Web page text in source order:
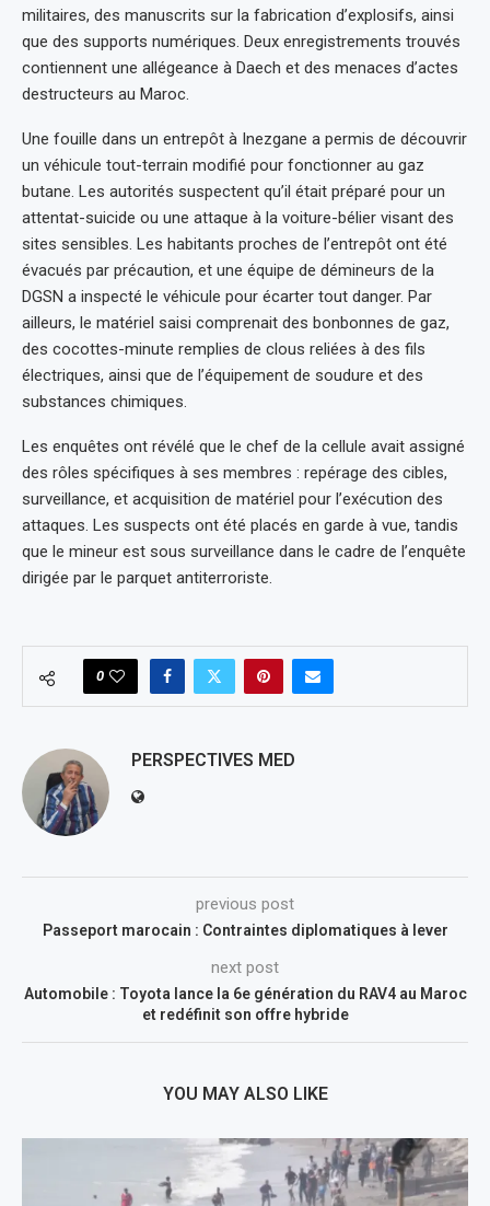
militaires, des manuscrits sur la fabrication d’explosifs, ainsi
que des supports numériques. Deux enregistrements trouvés
contiennent une allégeance à Daech et des menaces d’actes
destructeurs au Maroc.
Une fouille dans un entrepôt à Inezgane a permis de découvrir
un véhicule tout-terrain modifié pour fonctionner au gaz
butane. Les autorités suspectent qu’il était préparé pour un
attentat-suicide ou une attaque à la voiture-bélier visant des
sites sensibles. Les habitants proches de l’entrepôt ont été
évacués par précaution, et une équipe de démineurs de la
DGSN a inspecté le véhicule pour écarter tout danger. Par
ailleurs, le matériel saisi comprenait des bonbonnes de gaz,
des cocottes-minute remplies de clous reliées à des fils
électriques, ainsi que de l’équipement de soudure et des
substances chimiques.
Les enquêtes ont révélé que le chef de la cellule avait assigné
des rôles spécifiques à ses membres : repérage des cibles,
surveillance, et acquisition de matériel pour l’exécution des
attaques. Les suspects ont été placés en garde à vue, tandis
que le mineur est sous surveillance dans le cadre de l’enquête
dirigée par le parquet antiterroriste.
0
PERSPECTIVES MED
previous post
Passeport marocain : Contraintes diplomatiques à lever
next post
Automobile : Toyota lance la 6e génération du RAV4 au Maroc
et redéfinit son offre hybride
YOU MAY ALSO LIKE